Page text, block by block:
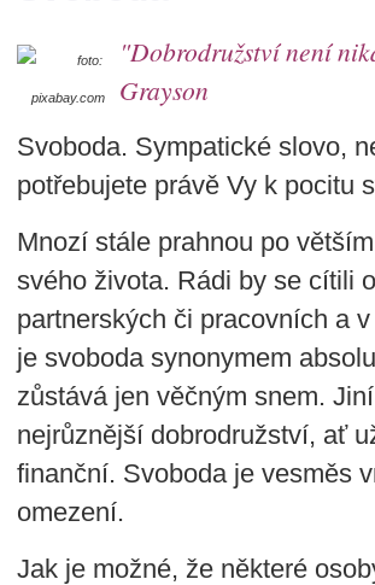
foto:
pixabay.com
"Dobrodružství není
Grayson
Svoboda. Sympatické slovo,
potřebujete právě Vy k pocitu
Mnozí stále prahnou po
svého života. Rádi by se cítili
partnerských či pracovních a
je svoboda synonymem
zůstává jen věčným snem.
nejrůznější dobrodružství, ať
finanční. Svoboda je vesměs
omezení.
Jak je možné, že některé